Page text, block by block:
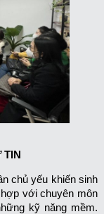
TIN
chủ yếu khiến sinh
với chuyên môn
kỹ năng mềm.